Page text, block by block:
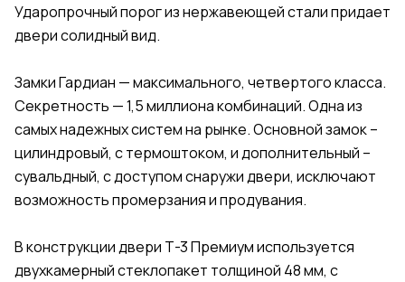
Ударопрочный порог из нержавеющей стали придает
двери солидный вид.
Замки Гардиан — максимального, четвертого класса.
Секретность — 1,5 миллиона комбинаций. Одна из
самых надежных систем на рынке. Основной замок –
цилиндровый, с термоштоком, и дополнительный –
сувальдный, с доступом снаружи двери, исключают
возможность промерзания и продувания.
В конструкции двери Т-3 Премиум используется
двухкамерный стеклопакет толщиной 48 мм, с